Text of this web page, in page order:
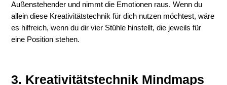
Außenstehender und nimmt die Emotionen raus. Wenn du
allein diese Kreativitätstechnik für dich nutzen möchtest, wäre
es hilfreich, wenn du dir vier Stühle hinstellt, die jeweils für
eine Position stehen.
3. Kreativitätstechnik Mindmaps